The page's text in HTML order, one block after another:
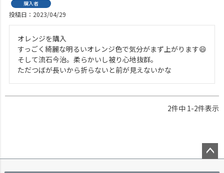
購入者
投稿日 2023/04/29
オレンジを購入
すっごく綺麗な明るいオレンジ色で気分がまず上がります😄
そして流石今治。柔らかいし被り心地抜群。
ただつばが長いから折らないと前が見えないかな
2件中 1-2件表示